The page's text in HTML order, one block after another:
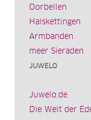
Oorbellen
Halskettingen
Armbanden
meer Sieraden
JUWELO
Juwelo.de
Die Welt der